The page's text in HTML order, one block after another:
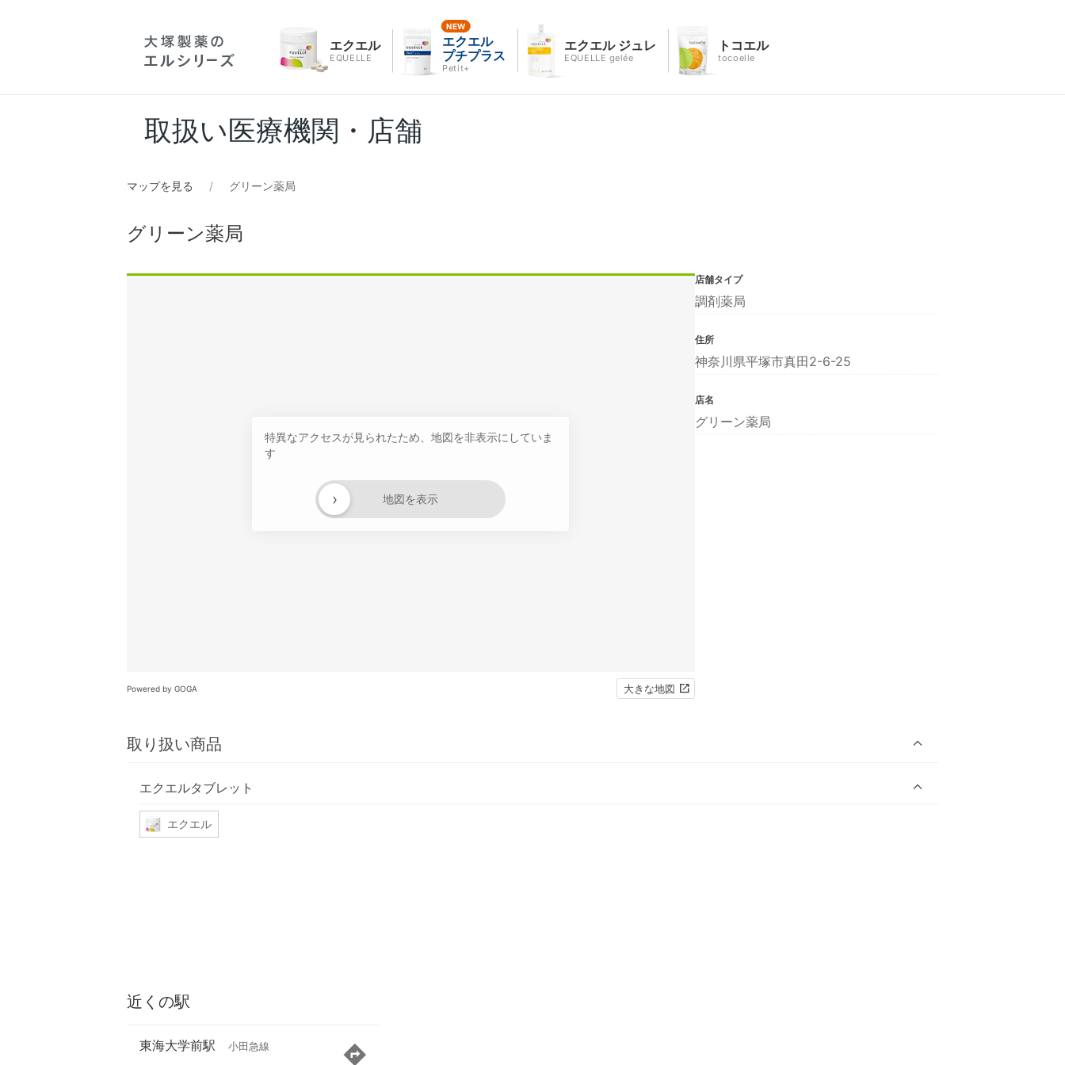
エクエル
EQUELLE
エクエル
プチプラス
Petit+
エクエル ジュレ
EQUELLE gelée
トコエル
tocoelle
取扱い医療機関・店舗
マップを見る グリーン薬局
グリーン薬局
特異なアクセスが見られたため、地図を非表示にしていま
す
地図を表示
›
Powered by GOGA 大きな地図
取り扱い商品
エクエルタブレット
エクエル
店舗タイプ
調剤薬局
住所
神奈川県平塚市真田2-6-25
店名
グリーン薬局
近くの駅
東海大学前駅 小田急線